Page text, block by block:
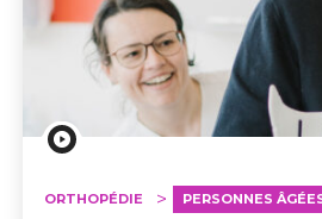
ORTHOPÉDIE PERSONNES